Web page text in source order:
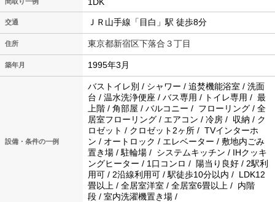
交通 ＪＲ山手線「目白」駅 徒歩8分
住所 東京都新宿区下落合３丁目
築年月 1995年3月
設備・条件の一例
バストイレ別 / シャワー / 追焚機能浴室 / 洗面
台 / 温水洗浄便座 / バス専用 / トイレ専用 / 最
上階 / 角部屋 / バルコニー / フローリング / 全
居室フローリング / エアコン / 冷房 / 収納 / ク
ロゼット / クロゼット2ヶ所 / TVインターホ
ン / オートロック / エレベーター / 敷地内ごみ
置き場 / 駐輪場 / システムキッチン / IHクッキ
ングヒーター / 1口コンロ / 陽当り良好 / 2駅利
用可 / 2沿線利用可 / 駅徒歩10分以内 / LDK12
畳以上 / 全居室洋室 / 全居室6畳以上 / 内階
段 / 室内洗濯機置き場 /